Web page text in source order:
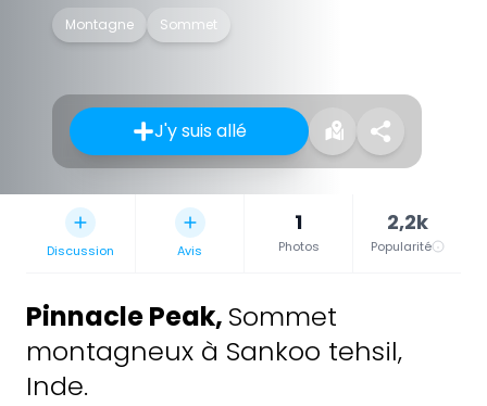
Montagne Sommet
J'y suis allé
Discussion Avis
1
Photos
2,2k
Popularité
Pinnacle Peak, Sommet
montagneux à Sankoo tehsil,
Inde.